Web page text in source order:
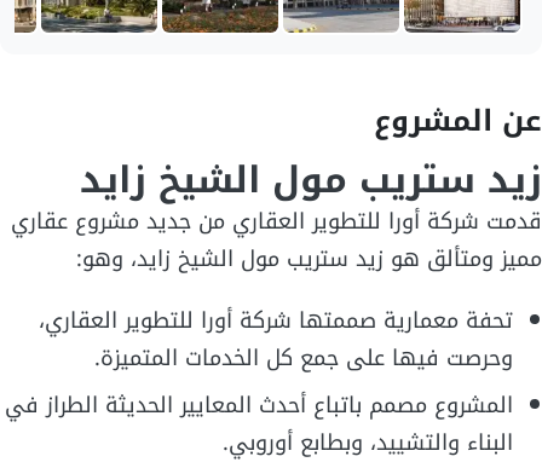
عن المشروع
زيد ستريب مول الشيخ زايد
قدمت شركة أورا للتطوير العقاري من جديد مشروع عقاري
مميز ومتألق هو زيد ستريب مول الشيخ زايد، وهو:
تحفة معمارية صممتها شركة أورا للتطوير العقاري،
وحرصت فيها على جمع كل الخدمات المتميزة.
المشروع مصمم باتباع أحدث المعايير الحديثة الطراز في
البناء والتشييد، وبطابع أوروبي.